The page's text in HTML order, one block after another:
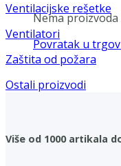
Nema proizvoda
Povratak u
Ventilacijske rešetke
Ventilatori
Zaštita od požara
Ostali proizvodi
Više od 1000 artikala